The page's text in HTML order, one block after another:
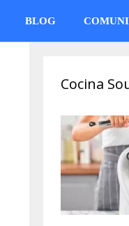
BLOG
Cocina